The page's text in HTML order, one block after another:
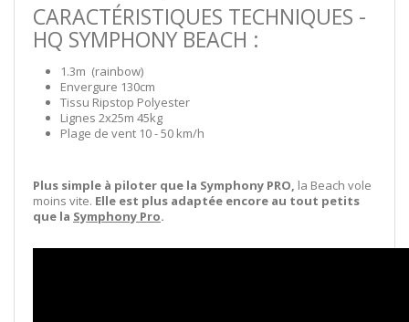
CARACTÉRISTIQUES TECHNIQUES -
HQ SYMPHONY BEACH :
1.3m (rainbow)
Envergure 130cm
Tissu Ripstop Polyester
Lignes 2x25m 45kg
Plage de vent 10 - 50 km/h
Plus simple à piloter que la Symphony PRO, la Beach vole
moins vite. Elle est plus adaptée encore au tout petits
que la Symphony Pro.